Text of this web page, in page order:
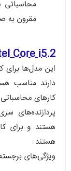
محاسباتی
مقرون به
2.Intel Core i5
این مدل‌ها برای
دارند مناسب
کارهای
هستند و برای
هستند.
ویژگی‌های